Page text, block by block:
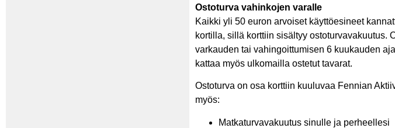
Ostoturva vahinkojen varalle
Kaikki yli 50 euron arvoiset käyttöesineet
kortilla, sillä korttiin sisältyy ostoturvavakuutus.
varkauden tai vahingoittumisen 6 kuukauden
kattaa myös ulkomailla ostetut tavarat.
Ostoturva on osa korttiin kuuluvaa Fennian
myös:
Matkaturvavakuutus sinulle ja perheellesi